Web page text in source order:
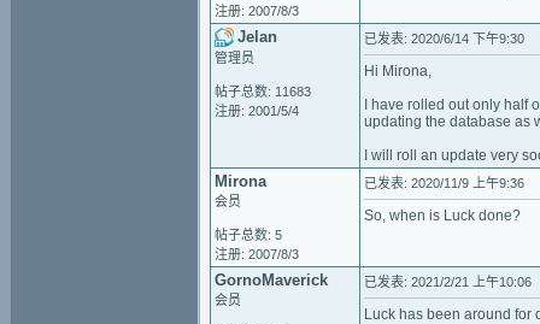
注册: 2007/8/3
Jelan
管理员
帖子总数: 11683
注册: 2001/5/4
已发表: 2020/6/14 下午9:30
Hi Mirona,
I have rolled out only half
updating the database as
I will roll an update very
Mirona
会员
帖子总数: 5
注册: 2007/8/3
已发表: 2020/11/9 上午9:36
So, when is Luck done?
GornoMaverick
会员
已发表: 2021/2/21 上午10:06
Luck has been around for